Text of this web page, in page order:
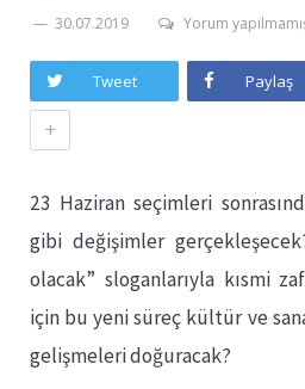
30.07.2019 Yorum
Tweet Paylaş
+
23 Haziran seçimleri
gibi değişimler
olacak” sloganlarıyla kısmi
için bu yeni süreç kültür ve
gelişmeleri doğuracak?